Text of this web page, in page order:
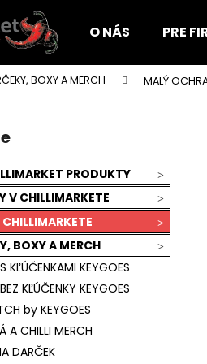
O NÁS PRE
BOXY A MERCH MALÝ
PRODUKTY
V CHILLIMARKETE
BOXY A MERCH
KĽÚČENKAMI KEYGOES
KĽÚČENKY KEYGOES
by KEYGOES
A CHILLI MERCH
DARČEK
ULTRA PÁLIVÉ (MORUGA